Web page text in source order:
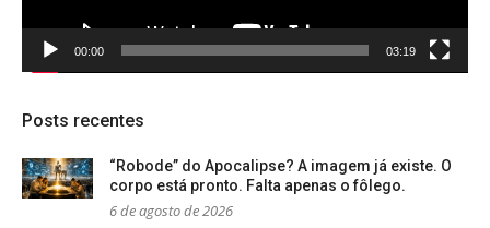
00:00 03:19
Posts recentes
“Robode” do Apocalipse? A imagem já existe. O
corpo está pronto. Falta apenas o fôlego.
6 de agosto de 2026